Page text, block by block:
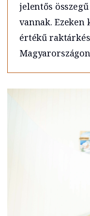
jelentős
vannak.
értékű